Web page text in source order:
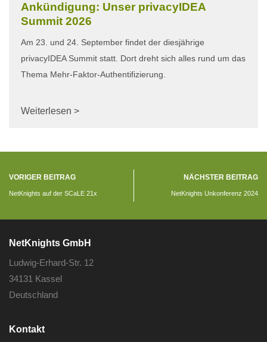
Ankündigung: Unser privacyIDEA
Summit 2026
Am 23. und 24. September findet der diesjährige
privacyIDEA Summit statt. Dort dreht sich alles rund um das
Thema Mehr-Faktor-Authentifizierung.
Weiterlesen >
VORIGER BEITRAG
NetKnights auf der SCaLE 21x
NÄCHSTER BEITRAG
NetKnights Unkonferenz 2024
NetKnights GmbH
Ludwig-Erhard-Str. 12
34131 Kassel
Deutschland
Kontakt